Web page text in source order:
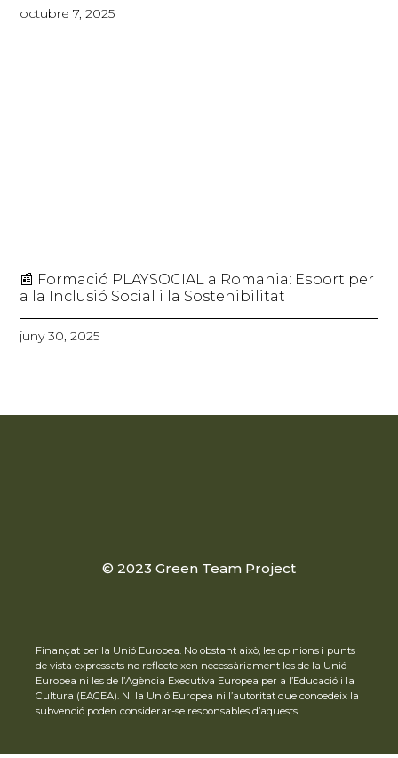
octubre 7, 2025
📰 Formació PLAYSOCIAL a Romania: Esport per
a la Inclusió Social i la Sostenibilitat
juny 30, 2025
© 2023 Green Team Project
Finançat per la Unió Europea. No obstant això, les opinions i punts
de vista expressats no reflecteixen necessàriament les de la Unió
Europea ni les de l’Agència Executiva Europea per a l’Educació i la
Cultura (EACEA). Ni la Unió Europea ni l’autoritat que concedeix la
subvenció poden considerar-se responsables d’aquests.